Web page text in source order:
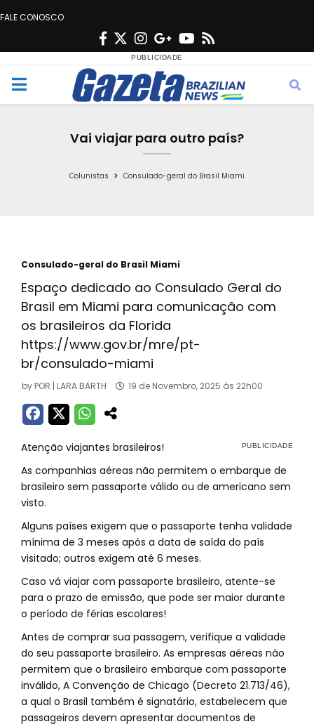
FALE CONOSCO
F
c
e
o
T
w
i
t
e
n
s
t
g
G
o
o
g
e
Y
u
t
b
s
M
Vai viajar para outro país?
Colunistas Consulado-geral do Brasil Miami
Consulado-geral do Brasil Miami
Espaço dedicado ao Consulado Geral do
Brasil em Miami para comunicação com
os brasileiros da Florida
https://www.gov.br/mre/pt-
br/consulado-miami
by POR | LARA BARTH 19 de Novembro, 2025 às 22h00
Atenção viajantes brasileiros!
As companhias aéreas não permitem o embarque de
brasileiro sem passaporte válido ou de americano sem
visto.
Alguns países exigem que o passaporte tenha validade
mínima de 3 meses após a data de saída do país
visitado; outros exigem até 6 meses.
Caso vá viajar com passaporte brasileiro, atente-se
para o prazo de emissão, que pode ser maior durante
o período de férias escolares!
Antes de comprar sua passagem, verifique a validade
do seu passaporte brasileiro. As empresas aéreas não
permitem que o brasileiro embarque com passaporte
inválido, A Convenção de Chicago (Decreto 21.713/46),
a qual o Brasil também é signatário, estabelecem que
passageiros devem apresentar documentos de